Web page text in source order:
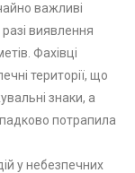
важливі
виявлення
Фахівці
території, що
знаки, а
потрапила
у небезпечних